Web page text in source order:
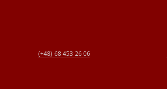
(+48) 68 453 26 06